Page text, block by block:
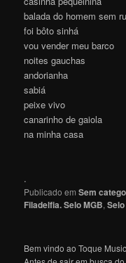
balada do homem sem
foi bôto sinhá
vou vender meu barco
noites gauchas
andorianha
sabiá
peixe vivo
canarinho de gaiola
na minha casa
.
Publicado em Sem
Filadelfia. Selo MGB,
Bem vindo ao Toque